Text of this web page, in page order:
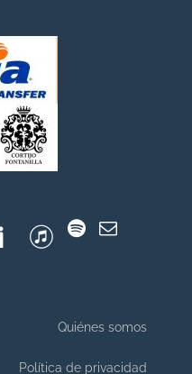
Quiénes somos
Política de privacidad